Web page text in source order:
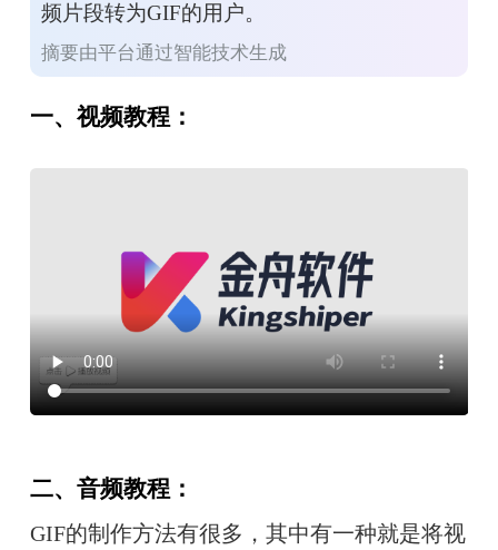
频片段转为GIF的用户。
摘要由平台通过智能技术生成
一、视频教程：
二、音频教程：
GIF的制作方法有很多，其中有一种就是将视